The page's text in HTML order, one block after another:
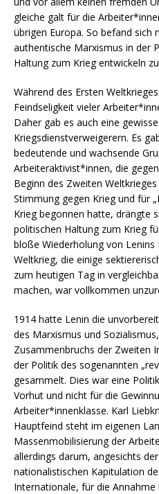
gleiche galt für die
übrigen Europa. So befand sich
authentische Marxismus in der
Haltung zum Krieg entwickeln
Während des Ersten
Feindseligkeit vieler
Daher gab es auch eine
Kriegsdienstverweigerern. Es
bedeutende und wachsende
Arbeiteraktivist*innen, die
Beginn des Zweiten
Stimmung gegen Krieg und für
Krieg begonnen hatte, drängte
politischen Haltung zum Krieg
bloße Wiederholung von
Weltkrieg, die einige
zum heutigen Tag in
machen, war vollkommen
1914 hatte Lenin die
des Marxismus und
Zusammenbruchs der Zweiten
der Politik des sogenannten
gesammelt. Dies war eine
Vorhut und nicht für die
Arbeiter*innenklasse. Karl
Hauptfeind steht im eigenen
Massenmobilisierung der
allerdings darum, angesichts
nationalistischen Kapitulation
Internationale, für die